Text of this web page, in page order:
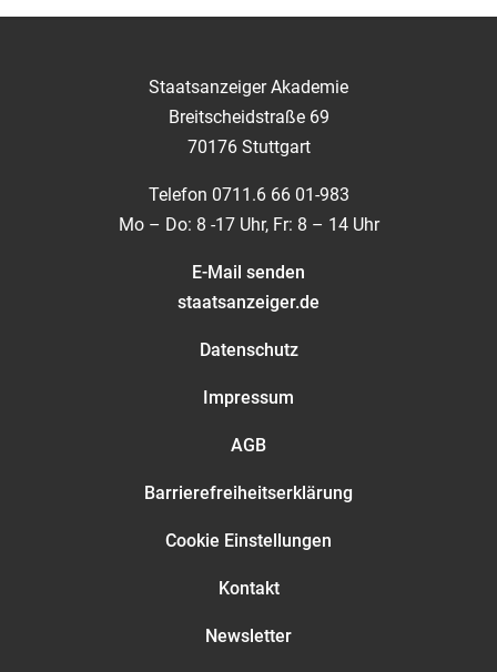
Staatsanzeiger Akademie
Breitscheidstraße 69
70176 Stuttgart
Telefon 0711.6 66 01-983
Mo – Do: 8 -17 Uhr, Fr: 8 – 14 Uhr
E-Mail senden
staatsanzeiger.de
Datenschutz
Impressum
AGB
Barrierefreiheitserklärung
Cookie Einstellungen
Kontakt
Newsletter